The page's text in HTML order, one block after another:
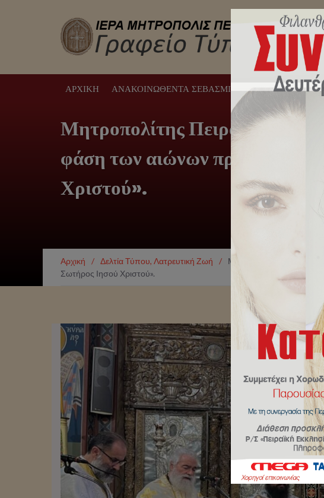
ΑΡΧΙΚΉ ΑΝΑΚΟΙΝΩΘΈΝΤΑ ΣΕΒΑΣΜΙΩΤΆΤΟΥ
Μητροπολίτης Πειραιώς: «Η
φάση των αιώνων προς τη
Χριστού».
Αρχική / Δελτία Τύπου, Λατρευτική Ζωή /
Μητροπολίτης Πειραιώς:
Σωτήρος Ιησού Χριστού».